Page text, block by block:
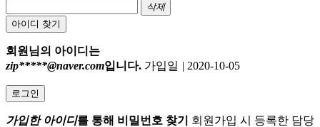
삭제
아이디 찾기
회원님의 아이디는
zip*****@naver.com입니다. 가입일 | 2020-10-05
로그인
가입한 아이디를 통해 비밀번호 찾기
회원가입 시 등록한 담당